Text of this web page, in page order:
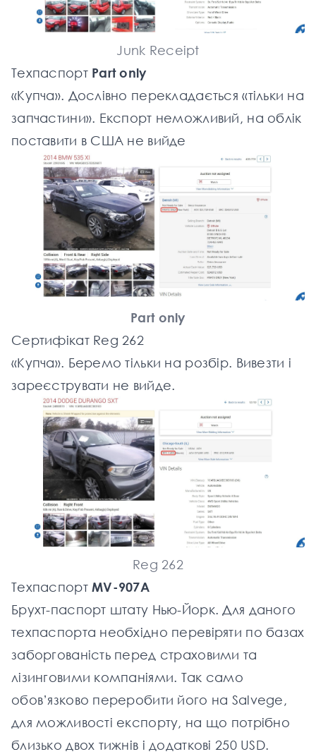
Junk Receipt
Техпаспорт Part only
«Купча». Дослівно перекладається «тільки на
запчастини». Експорт неможливий, на облік
поставити в США не вийде
Part only
Сертифікат Reg 262
«Купча». Беремо тільки на розбір. Вивезти і
зареєструвати не вийде.
Reg 262
ТехпаспортMV-907A
Брухт-паспорт штату Нью-Йорк. Для даного
техпаспорта необхідно перевіряти по базах
заборгованість перед страховими та
лізинговими компаніями. Так само
обов’язково переробити його на Salvege,
для можливості експорту, на що потрібно
близько двох тижнів і додаткові 250 USD.